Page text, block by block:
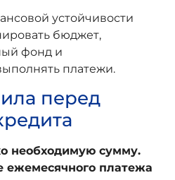
устойчивости
бюджет,
фонд и
платежи.
перед
необходимую сумму.
ежемесячного платежа